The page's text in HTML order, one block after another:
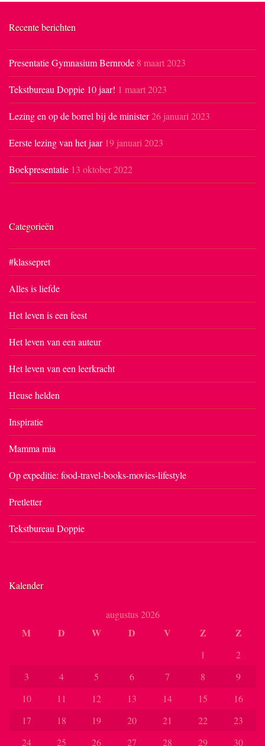
Recente berichten
Presentatie Gymnasium Bernrode 8 maart 2023
Tekstbureau Doppie 10 jaar! 1 maart 2023
Lezing en op de borrel bij de minister26 januari 2023
Eerste lezing van het jaar 19 januari 2023
Boekpresentatie 13 oktober 2022
Categorieën
#klassepret
Alles is liefde
Het leven is een feest
Het leven van een auteur
Het leven van een leerkracht
Heuse helden
Inspiratie
Mamma mia
Op expeditie: food-travel-books-movies-lifestyle
Pretletter
Tekstbureau Doppie
Kalender
augustus 2026
M D W D V Z Z
1
2
3
4 5 6 7 8
9
10
11 12 13 14 15
16
17
18 19 20 21 22
23
24
25 26 27 28 29 30